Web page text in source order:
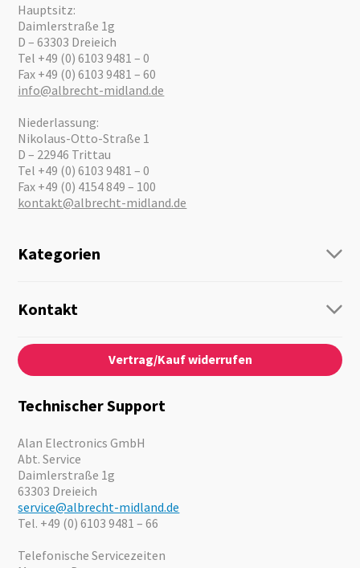
Hauptsitz:
Daimlerstraße 1g
D – 63303 Dreieich
Tel +49 (0) 6103 9481 – 0
Fax +49 (0) 6103 9481 – 60
info@albrecht-midland.de
Niederlassung:
Nikolaus-Otto-Straße 1
D – 22946 Trittau
Tel +49 (0) 6103 9481 – 0
Fax +49 (0) 4154 849 – 100
kontakt@albrecht-midland.de
Kategorien
Personenführung
Audio
Notfallvorsorge
Motorrad
Angebote
Kontakt
Kontaktformular
Über Uns
News
Karriere
Kataloge
Vertrag/Kauf widerrufen
Technischer Support
Alan Electronics GmbH
Abt. Service
Daimlerstraße 1g
63303 Dreieich
service@albrecht-midland.de
Tel. +49 (0) 6103 9481 – 66
Telefonische Servicezeiten